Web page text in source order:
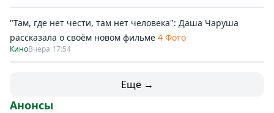
"Там, где нет чести, там нет человека": Даша Чаруша
рассказала о своём новом фильме 4 Фото
КиноВчера 17:54
Еще →
Анонсы